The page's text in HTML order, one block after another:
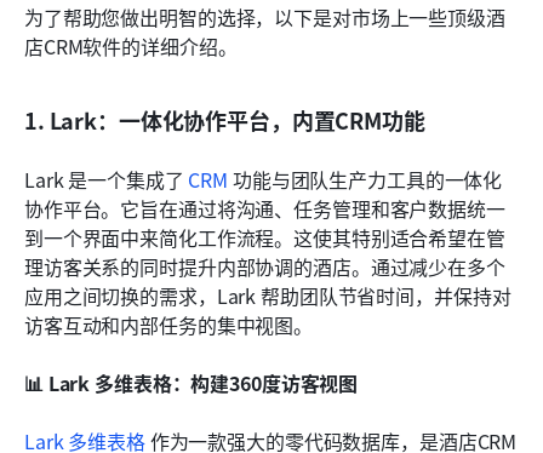
为了帮助您做出明智的选择，以下是对市场上一些顶级酒
店CRM软件的详细介绍。
1. Lark：一体化协作平台，内置CRM功能
Lark 是一个集成了 CRM 功能与团队生产力工具的一体化
协作平台。它旨在通过将沟通、任务管理和客户数据统一
到一个界面中来简化工作流程。这使其特别适合希望在管
理访客关系的同时提升内部协调的酒店。通过减少在多个
应用之间切换的需求，Lark 帮助团队节省时间，并保持对
访客互动和内部任务的集中视图。
📊 Lark 多维表格：构建360度访客视图
Lark 多维表格 作为一款强大的零代码数据库，是酒店CRM